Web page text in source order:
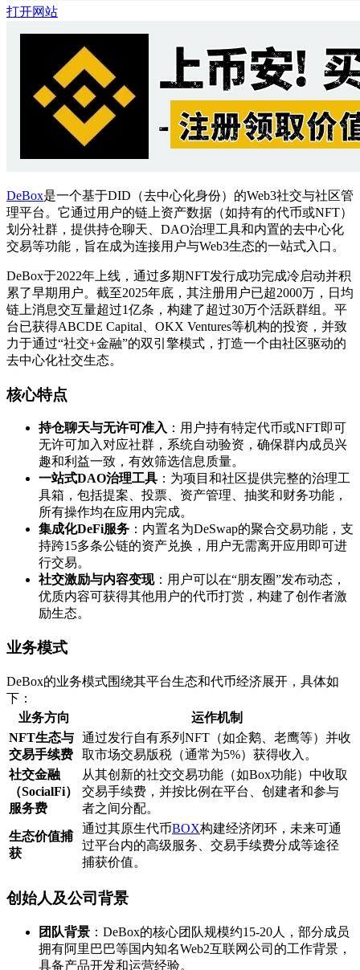
打开网站
DeBox是一个基于DID（去中心化身份）的Web3社交与社区管
理平台。它通过用户的链上资产数据（如持有的代币或NFT）
划分社群，提供持仓聊天、DAO治理工具和内置的去中心化
交易等功能，旨在成为连接用户与Web3生态的一站式入口。
DeBox于2022年上线，通过多期NFT发行成功完成冷启动并积
累了早期用户。截至2025年底，其注册用户已超2000万，日均
链上消息交互量超过1亿条，构建了超过30万个活跃群组。平
台已获得ABCDE Capital、OKX Ventures等机构的投资，并致
力于通过“社交+金融”的双引擎模式，打造一个由社区驱动的
去中心化社交生态。
核心特点
持仓聊天与无许可准入 ：用户持有特定代币或NFT即可
无许可加入对应社群，系统自动验资，确保群内成员兴
趣和利益一致，有效筛选信息质量。
一站式DAO治理工具 ：为项目和社区提供完整的治理工
具箱，包括提案、投票、资产管理、抽奖和财务功能，
所有操作均在应用内完成。
集成化DeFi服务 ：内置名为DeSwap的聚合交易功能，支
持跨15多条公链的资产兑换，用户无需离开应用即可进
行交易。
社交激励与内容变现：用户可以在“朋友圈”发布动态，
优质内容可获得其他用户的代币打赏，构建了创作者激
励生态。
业务模式
DeBox的业务模式围绕其平台生态和代币经济展开，具体如
下：
业务方向
运作机制
NFT生态与
交易手续费
通过发行自有系列NFT（如企鹅、老鹰等）并收
取市场交易版税（通常为5%）获得收入。
社交金融
（SocialFi）
服务费
从其创新的社交交易功能（如Box功能）中收取
交易手续费，并按比例在平台、创建者和参与
者之间分配。
生态价值捕
获
通过其原生代币BOX构建经济闭环，未来可通
过平台内的高级服务、交易手续费分成等途径
捕获价值。
创始人及公司背景
团队背景 ：DeBox的核心团队规模约15-20人，部分成员
拥有阿里巴巴等国内知名Web2互联网公司的工作背景，
具备产品开发和运营经验。